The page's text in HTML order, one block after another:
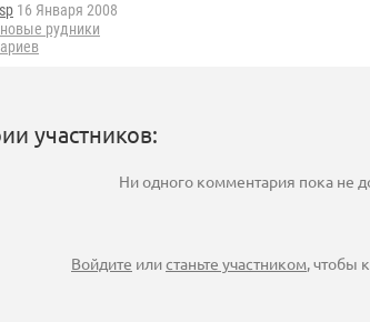
16 Января 2008
рудники
участников:
Ни одного комментария пока не
Войдите илистаньте участником, чтобы